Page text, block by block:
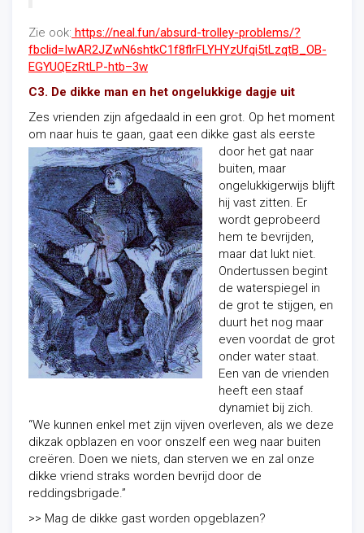
Zie ook: https://neal.fun/absurd-trolley-problems/?
fbclid=IwAR2JZwN6shtkC1f8flrFLYHYzUfqi5tLzqtB_OB-
EGYUQEzRtLP-htb–3w
C3. De dikke man en het ongelukkige dagje uit
Zes vrienden zijn afgedaald in een grot. Op het moment
om naar huis te gaan, gaat een dikke gast als eerste
door het gat naar
buiten, maar
ongelukkigerwijs blijft
hij vast zitten. Er
wordt geprobeerd
hem te bevrijden,
maar dat lukt niet.
Ondertussen begint
de waterspiegel in
de grot te stijgen, en
duurt het nog maar
even voordat de grot
onder water staat.
Een van de vrienden
heeft een staaf
dynamiet bij zich.
“We kunnen enkel met zijn vijven overleven, als we deze
dikzak opblazen en voor onszelf een weg naar buiten
creëren. Doen we niets, dan sterven we en zal onze
dikke vriend straks worden bevrijd door de
reddingsbrigade.”
>> Mag de dikke gast worden opgeblazen?